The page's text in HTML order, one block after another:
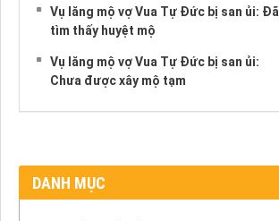
Vụ lăng mộ vợ Vua Tự Đức bị san ủi: Đã
tìm thấy huyệt mộ
Vụ lăng mộ vợ Vua Tự Đức bị san ủi:
Chưa được xây mộ tạm
DANH MỤC